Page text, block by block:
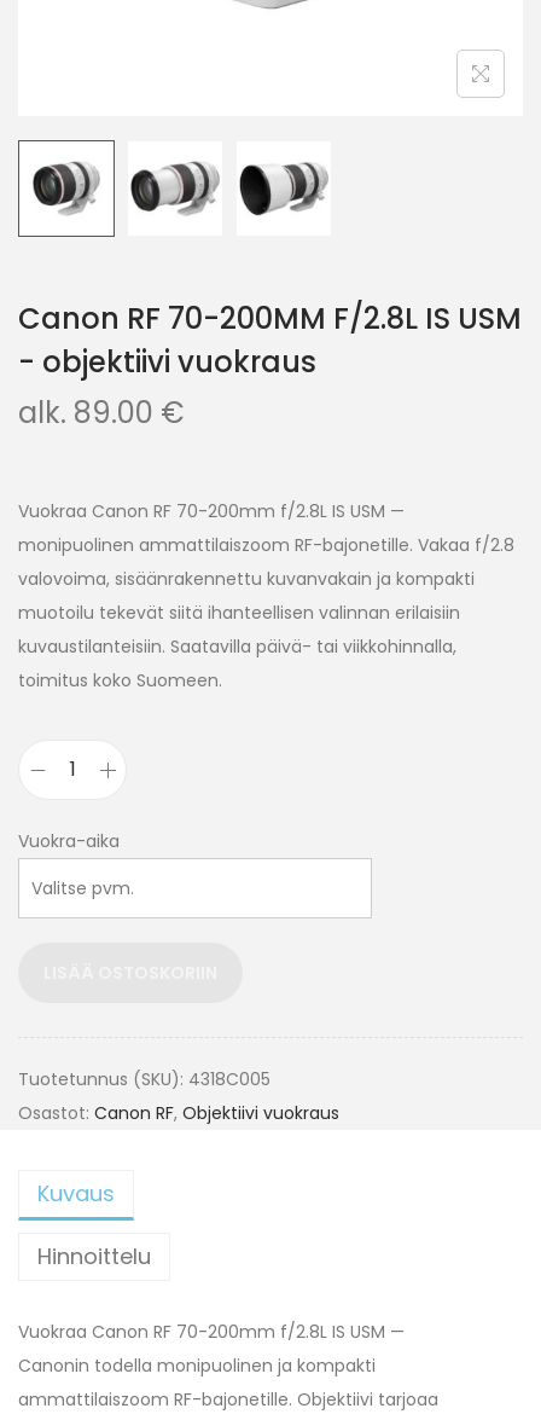
Canon RF 70-200MM F/2.8L IS USM
- objektiivi vuokraus
alk. 89.00 €
Vuokraa Canon RF 70-200mm f/2.8L IS USM —
monipuolinen ammattilaiszoom RF-bajonetille. Vakaa f/2.8
valovoima, sisäänrakennettu kuvanvakain ja kompakti
muotoilu tekevät siitä ihanteellisen valinnan erilaisiin
kuvaustilanteisiin. Saatavilla päivä- tai viikkohinnalla,
toimitus koko Suomeen.
Vuokra-aika
Tuotetunnus (SKU): 4318C005
Osastot: Canon RF, Objektiivi vuokraus
Kuvaus
Hinnoittelu
Vuokraa Canon RF 70-200mm f/2.8L IS USM —
Canonin todella monipuolinen ja kompakti
ammattilaiszoom RF-bajonetille. Objektiivi tarjoaa